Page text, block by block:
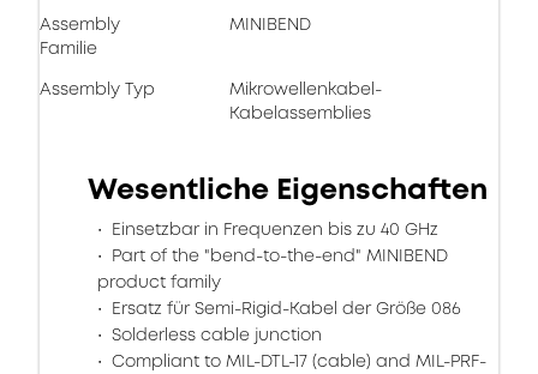
Assembly
Familie
MINIBEND
Assembly Typ
Mikrowellenkabel-
Kabelassemblies
Wesentliche Eigenschaften
Einsetzbar in Frequenzen bis zu 40 GHz
Part of the "bend-to-the-end" MINIBEND
product family
Ersatz für Semi-Rigid-Kabel der Größe 086
Solderless cable junction
Compliant to MIL-DTL-17 (cable) and MIL-PRF-